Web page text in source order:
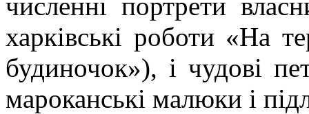
харківські роботи «На
будиночок»), і чудові
мароканські малюки і